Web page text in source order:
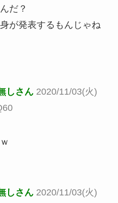
だ？
が発表するもんじゃね
しさん 2020/11/03(火)
しさん 2020/11/03(火)